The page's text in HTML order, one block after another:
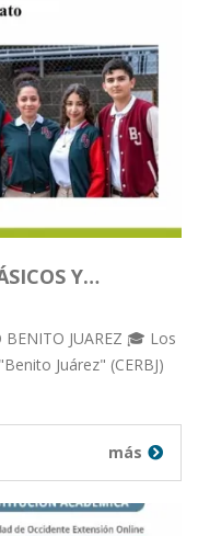
Y…
BENITO JUAREZ 🎓 Los
Juárez" (CERBJ)
más